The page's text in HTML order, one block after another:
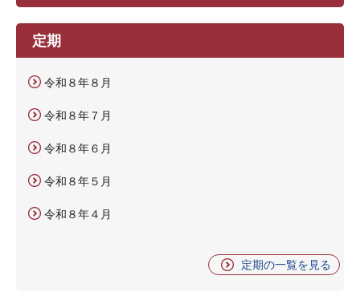
定期
令和８年８月
令和８年７月
令和８年６月
令和８年５月
令和８年４月
定期の一覧を見る